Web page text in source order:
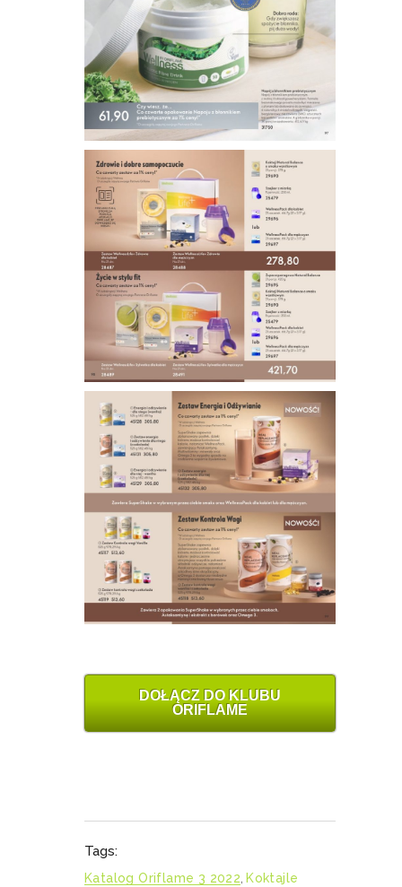
DOŁĄCZ DO KLUBU
ORIFLAME
Tags:
Katalog Oriflame 3 2022, Koktajle